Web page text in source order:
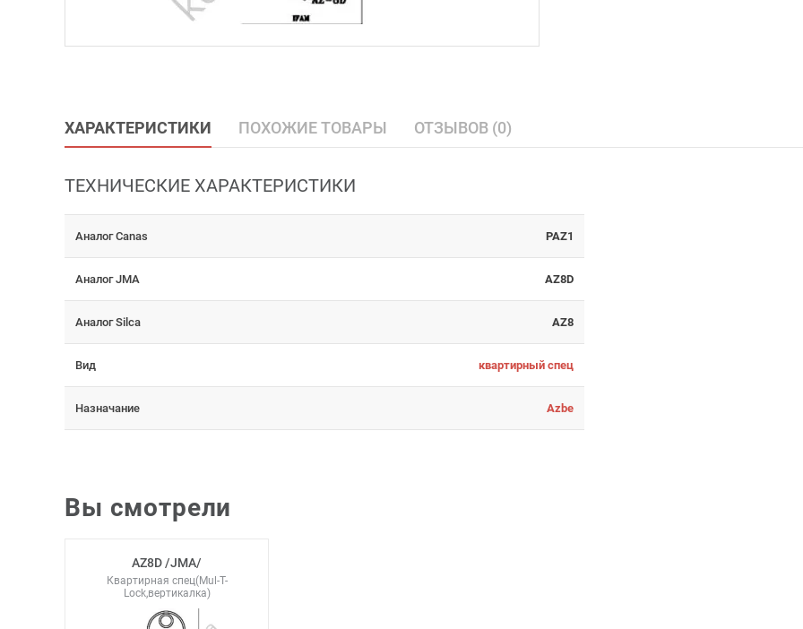
ХАРАКТЕРИСТИКИ ПОХОЖИЕ ТОВАРЫ ОТЗЫВОВ (0)
ТЕХНИЧЕСКИЕ ХАРАКТЕРИСТИКИ
Аналог Canas PAZ1
Аналог JMA AZ8D
Аналог Silca AZ8
Вид квартирный спец
Назначание Azbe
Вы смотрели
AZ8D /JMA/
Квартирная спец(Mul-T-
Lock,вертикалка)